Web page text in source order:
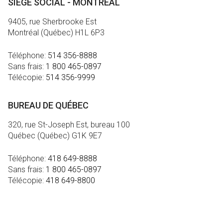
SIÈGE SOCIAL - MONTRÉAL
9405, rue Sherbrooke Est
Montréal (Québec) H1L 6P3
Téléphone: 514 356-8888
Sans frais: 1 800 465-0897
Télécopie: 514 356-9999
BUREAU DE QUÉBEC
320, rue St-Joseph Est, bureau 100
Québec (Québec) G1K 9E7
Téléphone: 418 649-8888
Sans frais: 1 800 465-0897
Télécopie: 418 649-8800